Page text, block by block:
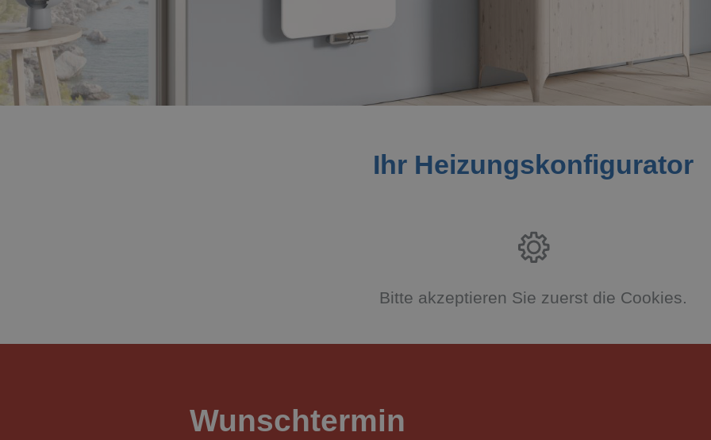
Ihr Heizungskonfigurator
Bitte akzeptieren Sie zuerst die Cookies.
Wunschtermin